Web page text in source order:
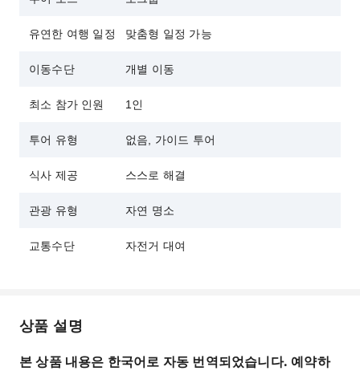
연경관과 풍경을 감상하실 수 있습니다.
・유연한 정차로 숨겨진 명소와 평소에는 놓칠 수 있는 자연
니다.
유연한 여행 일정 맞춤형 일정 가능
이동수단 개별 이동
최소 참가 인원 1인
투어 유형 없음, 가이드 투어
식사 제공 스스로 해결
관광 유형 자연 명소
교통수단 자전거 대여
상품 설명
본 상품 내용은 한국어로 자동 번역되었습니다. 예약하